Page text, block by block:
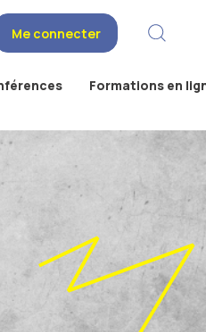
Me connecter
Formations en